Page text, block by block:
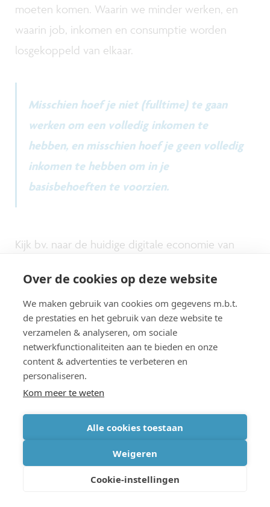
Over de cookies op deze website
We maken gebruik van cookies om gegevens m.b.t.
de prestaties en het gebruik van deze website te
verzamelen & analyseren, om sociale
netwerkfunctionaliteiten aan te bieden en onze
content & advertenties te verbeteren en
personaliseren.
Kom meer te weten
Alle cookies toestaan
Weigeren
Cookie-instellingen
moeten komen. Waarin we minder werken, en
waarin job, inkomen en consumptie worden
losgekoppeld van elkaar.
Misschien hoef je niet (fulltime) te gaan
werken om een volledig inkomen te
hebben, en misschien hoef je geen volledig
inkomen te hebben om in je
basisbehoeften te voorzien.
Kijk bv. naar de huidige digitale economie van
gratis gebruiken, soms (met of zonder dat je dit
goed beseft) in ruil voor toegang tot je data. Ook
in dit systeem zal data een nieuw ruilmiddel zijn,
en we kunnen er dus maar beter voor zorgen dat
het ons eigendom is en dat we het transparant
kunnen inzetten waar we willen.
Hoe werkt imec mee aan een